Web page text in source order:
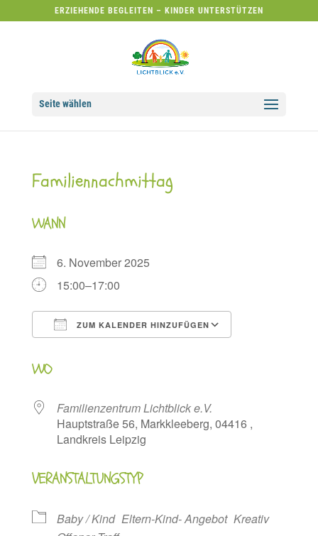
ERZIEHENDE BEGLEITEN – KINDER UNTERSTÜTZEN
Seite wählen
Familiennachmittag
WANN
6. November 2025
15:00–17:00
ZUM KALENDER HINZUFÜGEN
WO
Familienzentrum Lichtblick e.V.
Hauptstraße 56, Markkleeberg, 04416 ,
Landkreis Leipzig
VERANSTALTUNGSTYP
Baby / Kind Eltern-Kind- Angebot Kreativ